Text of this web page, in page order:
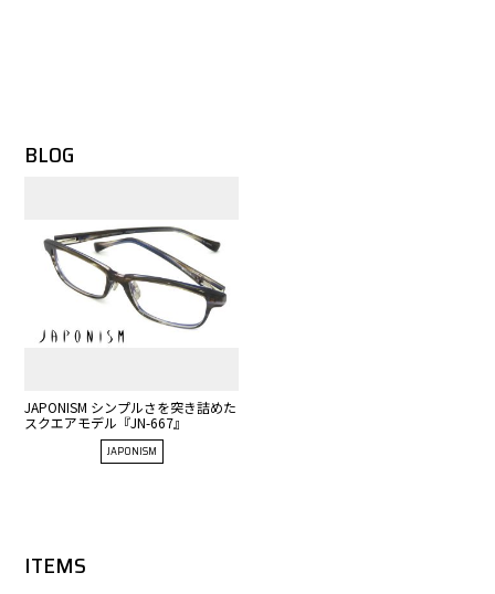
BLOG
JAPONISM シンプルさを突き詰めた
スクエアモデル『JN-667』
JAPONISM
ITEMS